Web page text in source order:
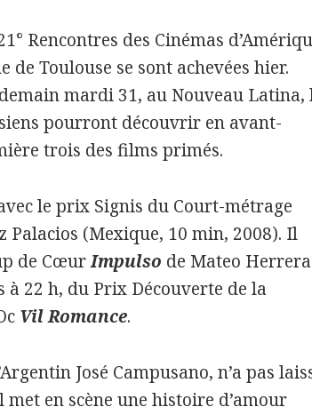
Rencontres des Cinémas
de Toulouse se sont achevées hier.
mardi 31, au Nouveau Latina,
pourront découvrir en avant-
trois des films primés.
le prix Signis du Court-métrage
Palacios (Mexique, 10 min, 2008). Il
de CœurImpulso de Mateo Herrera
à 22 h, du Prix Découverte de la
Vil Romance.
José Campusano, n’a pas
en scène une histoire d’amour